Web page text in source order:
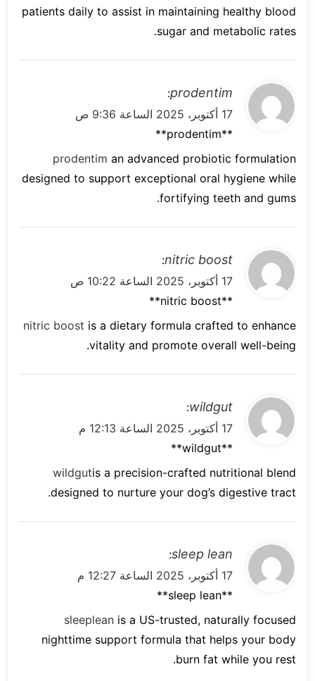
patients daily to assist in maintaining healthy blood
sugar and metabolic rates.
ي
ق
و
prodentim
:
17 أكتوبر، 2025 الساعة 9:36 ص
** prodentim**
prodentim an advanced probiotic formulation
designed to support exceptional oral hygiene while
fortifying teeth and gums.
ي
ق
و
ل
nitric boost
:
17 أكتوبر، 2025 الساعة 10:22 ص
**nitric boost**
nitric boost is a dietary formula crafted to enhance
vitality and promote overall well-being.
ي
ق
و
ل
wildgut
:
17 أكتوبر، 2025 الساعة 12:13 م
** wildgut**
wildgutis a precision-crafted nutritional blend
designed to nurture your dog’s digestive tract.
ي
ق
و
sleep lean
:
17 أكتوبر، 2025 الساعة 12:27 م
**sleep lean**
sleeplean is a US-trusted, naturally focused
nighttime support formula that helps your body
burn fat while you rest.